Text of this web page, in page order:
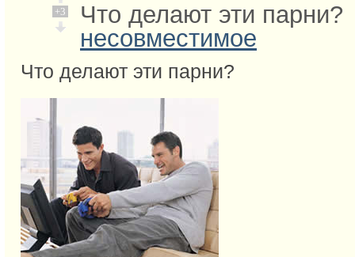
+3
Что делают эти
несовместимое
Что делают эти парни?